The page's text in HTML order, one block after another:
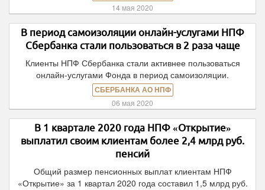
14 мая 2020
В период самоизоляции онлайн-услугами НПФ
Сбербанка стали пользоваться в 2 раза чаще
Клиенты НПФ Сбербанка стали активнее пользоваться
онлайн-услугами Фонда в период самоизоляции.
СБЕРБАНКА АО НПФ
06 мая 2020
В 1 квартале 2020 года НПФ «Открытие»
выплатил своим клиентам более 2,4 млрд руб.
пенсий
Общий размер пенсионных выплат клиентам НПФ
«Открытие» за 1 квартал 2020 года составил 1,5 млрд руб.